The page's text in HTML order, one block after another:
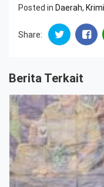
Posted in Daerah,
Share:
Berita Terkait